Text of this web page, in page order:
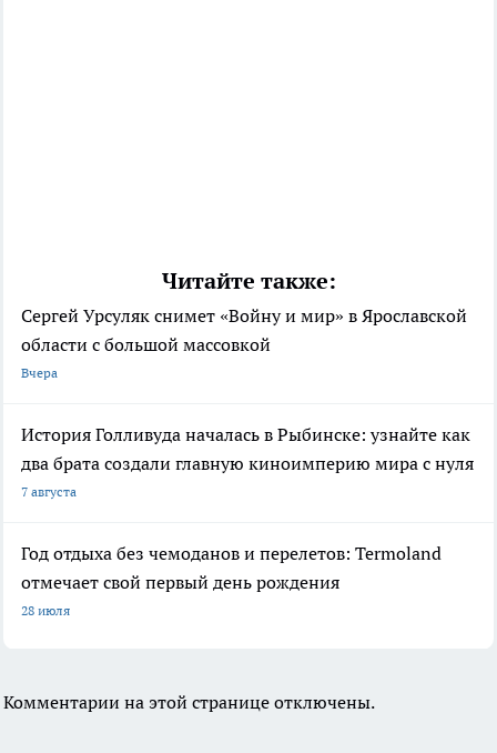
Читайте также:
Сергей Урсуляк снимет «Войну и мир» в Ярославской
области с большой массовкой
Вчера
История Голливуда началась в Рыбинске: узнайте как
два брата создали главную киноимперию мира с нуля
7 августа
Год отдыха без чемоданов и перелетов: Termoland
отмечает свой первый день рождения
28 июля
Комментарии на этой странице отключены.